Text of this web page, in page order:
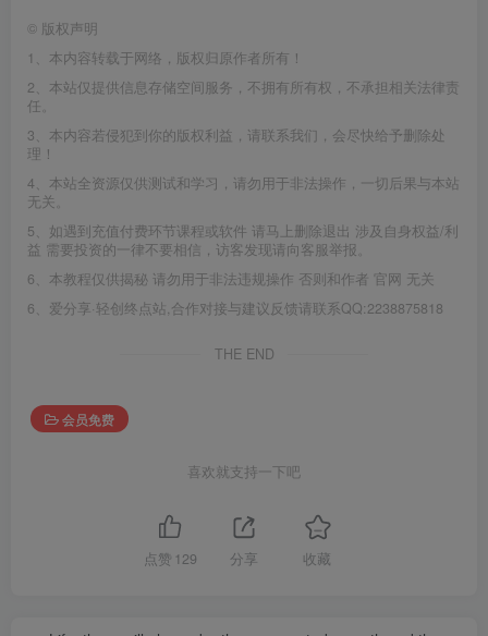
© 版权声明
1、本内容转载于网络，版权归原作者所有！
2、本站仅提供信息存储空间服务，不拥有所有权，不承担相关法律责
任。
3、本内容若侵犯到你的版权利益，请联系我们，会尽快给予删除处
理！
4、本站全资源仅供测试和学习，请勿用于非法操作，一切后果与本站
无关。
5、如遇到充值付费环节课程或软件 请马上删除退出 涉及自身权益/利
益 需要投资的一律不要相信，访客发现请向客服举报。
6、本教程仅供揭秘 请勿用于非法违规操作 否则和作者 官网 无关
6、爱分享·轻创终点站,合作对接与建议反馈请联系QQ:2238875818
THE END
会员免费
喜欢就支持一下吧
点赞 129 分享 收藏